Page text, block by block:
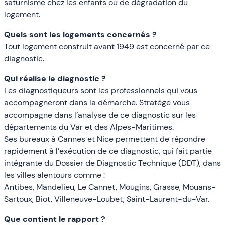
saturnisme chez les enfants ou de dégradation du
logement.
Quels sont les logements concernés ?
Tout logement construit avant 1949 est concerné par ce
diagnostic.
Qui réalise le diagnostic ?
Les diagnostiqueurs sont les professionnels qui vous
accompagneront dans la démarche. Stratège vous
accompagne dans l’analyse de ce diagnostic sur les
départements du Var et des Alpes-Maritimes.
Ses bureaux à Cannes et Nice permettent de répondre
rapidement à l’exécution de ce diagnostic, qui fait partie
intégrante du Dossier de Diagnostic Technique (DDT), dans
les villes alentours comme :
Antibes, Mandelieu, Le Cannet, Mougins, Grasse, Mouans-
Sartoux, Biot, Villeneuve-Loubet, Saint-Laurent-du-Var.
Que contient le rapport ?